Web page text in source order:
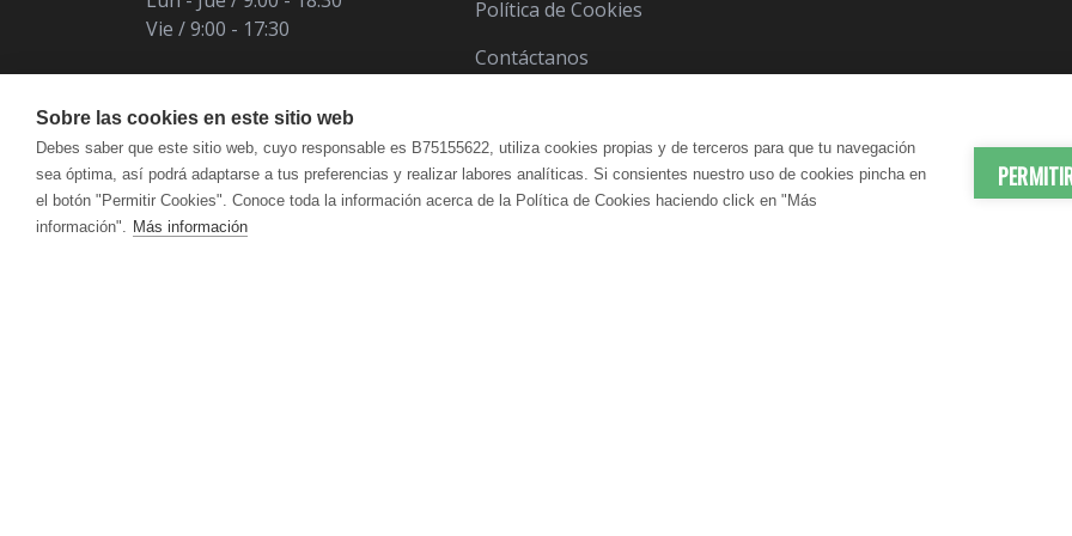
Vie / 9:00 - 17:30
Política de Cookies
Contáctanos
© 2012-2026 LindaVita - Todos los derechos
Sobre las cookies en este sitio web
Debes saber que este sitio web, cuyo responsable es B75155622, utiliza cookies propias y de terceros para que tu navegación
sea óptima, así podrá adaptarse a tus preferencias y realizar labores analíticas. Si consientes nuestro uso de cookies pincha en
el botón "Permitir Cookies". Conoce toda la información acerca de la Política de Cookies haciendo click en "Más
información". Más información